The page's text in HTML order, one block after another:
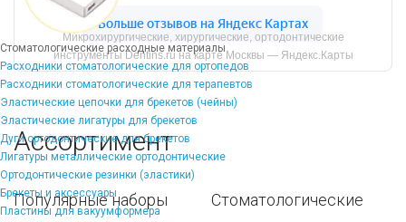
Стоматологические расходные материалы
Расходники стоматологические для ортопедов
Расходники стоматологические для терапевтов
Эластические цепочки для брекетов (чейны)
Эластические лигатуры для брекетов
Дуги ортодонтические для брекетов
Лигатуры металлические ортодонтические
Ортодонтические резинки (эластики)
Брекеты и аксессуары
Пластины для вакуумформера
Микрохирургические, хирургические, ортодонтические
инструменты Dentins.ru на карте Москвы — Яндекс.Карты
Ассортимент
Популярные наборы
Стоматологические